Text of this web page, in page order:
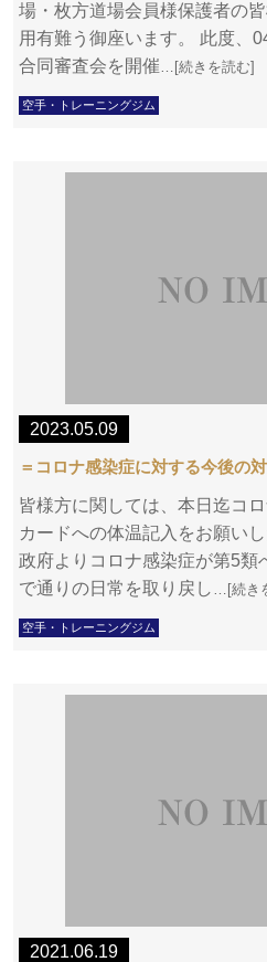
場・枚方道場会員様保護者の
用有難う御座います。 此度、
合同審査会を開催…[続きを読む]
空手・トレーニングジム
2023.05.09
＝コロナ感染症に対する今後の
皆様方に関しては、本日迄コ
カードへの体温記入をお願い
政府よりコロナ感染症が第5類
で通りの日常を取り戻し …[続き
空手・トレーニングジム
2021.06.19